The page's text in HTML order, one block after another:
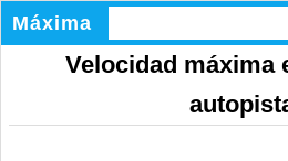
Máxima
Velocidad máxima